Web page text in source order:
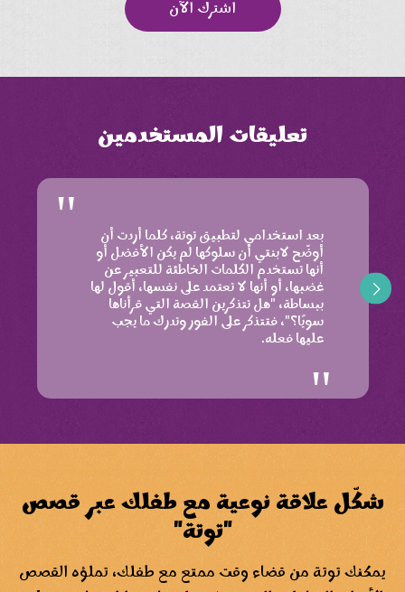
اشترك الآن
تعليقات المستخدمين
بعد استخدامي لتطبيق توتة، كلما أردت أن
أوضّح لابنتي أن سلوكها لم يكن الأفضل أو
أنها تستخدم الكلمات الخاطئة للتعبير عن
غضبها، أو أنها لا تعتمد على نفسها، أقول لها
ببساطة، "هل تتذكرين القصة التي قرأناها
سويًا؟"، فتتذكر على الفور وتدرك ما يجب
عليها فعله.
شكّل علاقة نوعية مع طفلك عبر قصص
"توتة"
يمكنك توتة من قضاء وقت ممتع مع طفلك، تملؤه القصص